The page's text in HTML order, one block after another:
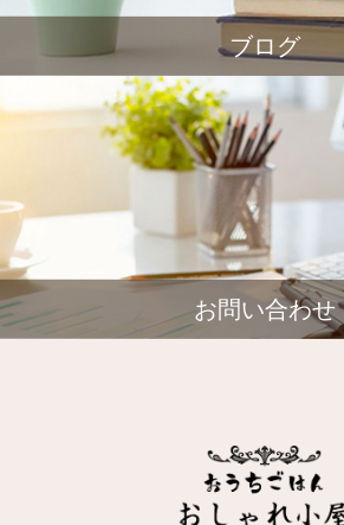
ブログ
お問い合わせ